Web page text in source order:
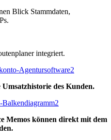
Blick Stammdaten,
integriert.
Umsatzhistorie des Kunden.
Memos können direkt mit dem